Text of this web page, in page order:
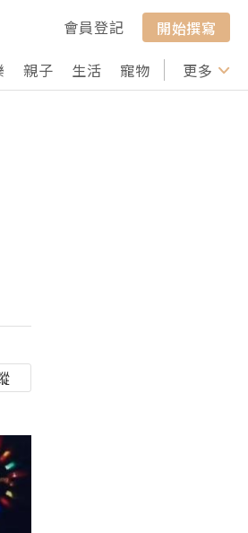
會員登記
開始撰寫
親子 生活 寵物 行山 打卡
更多